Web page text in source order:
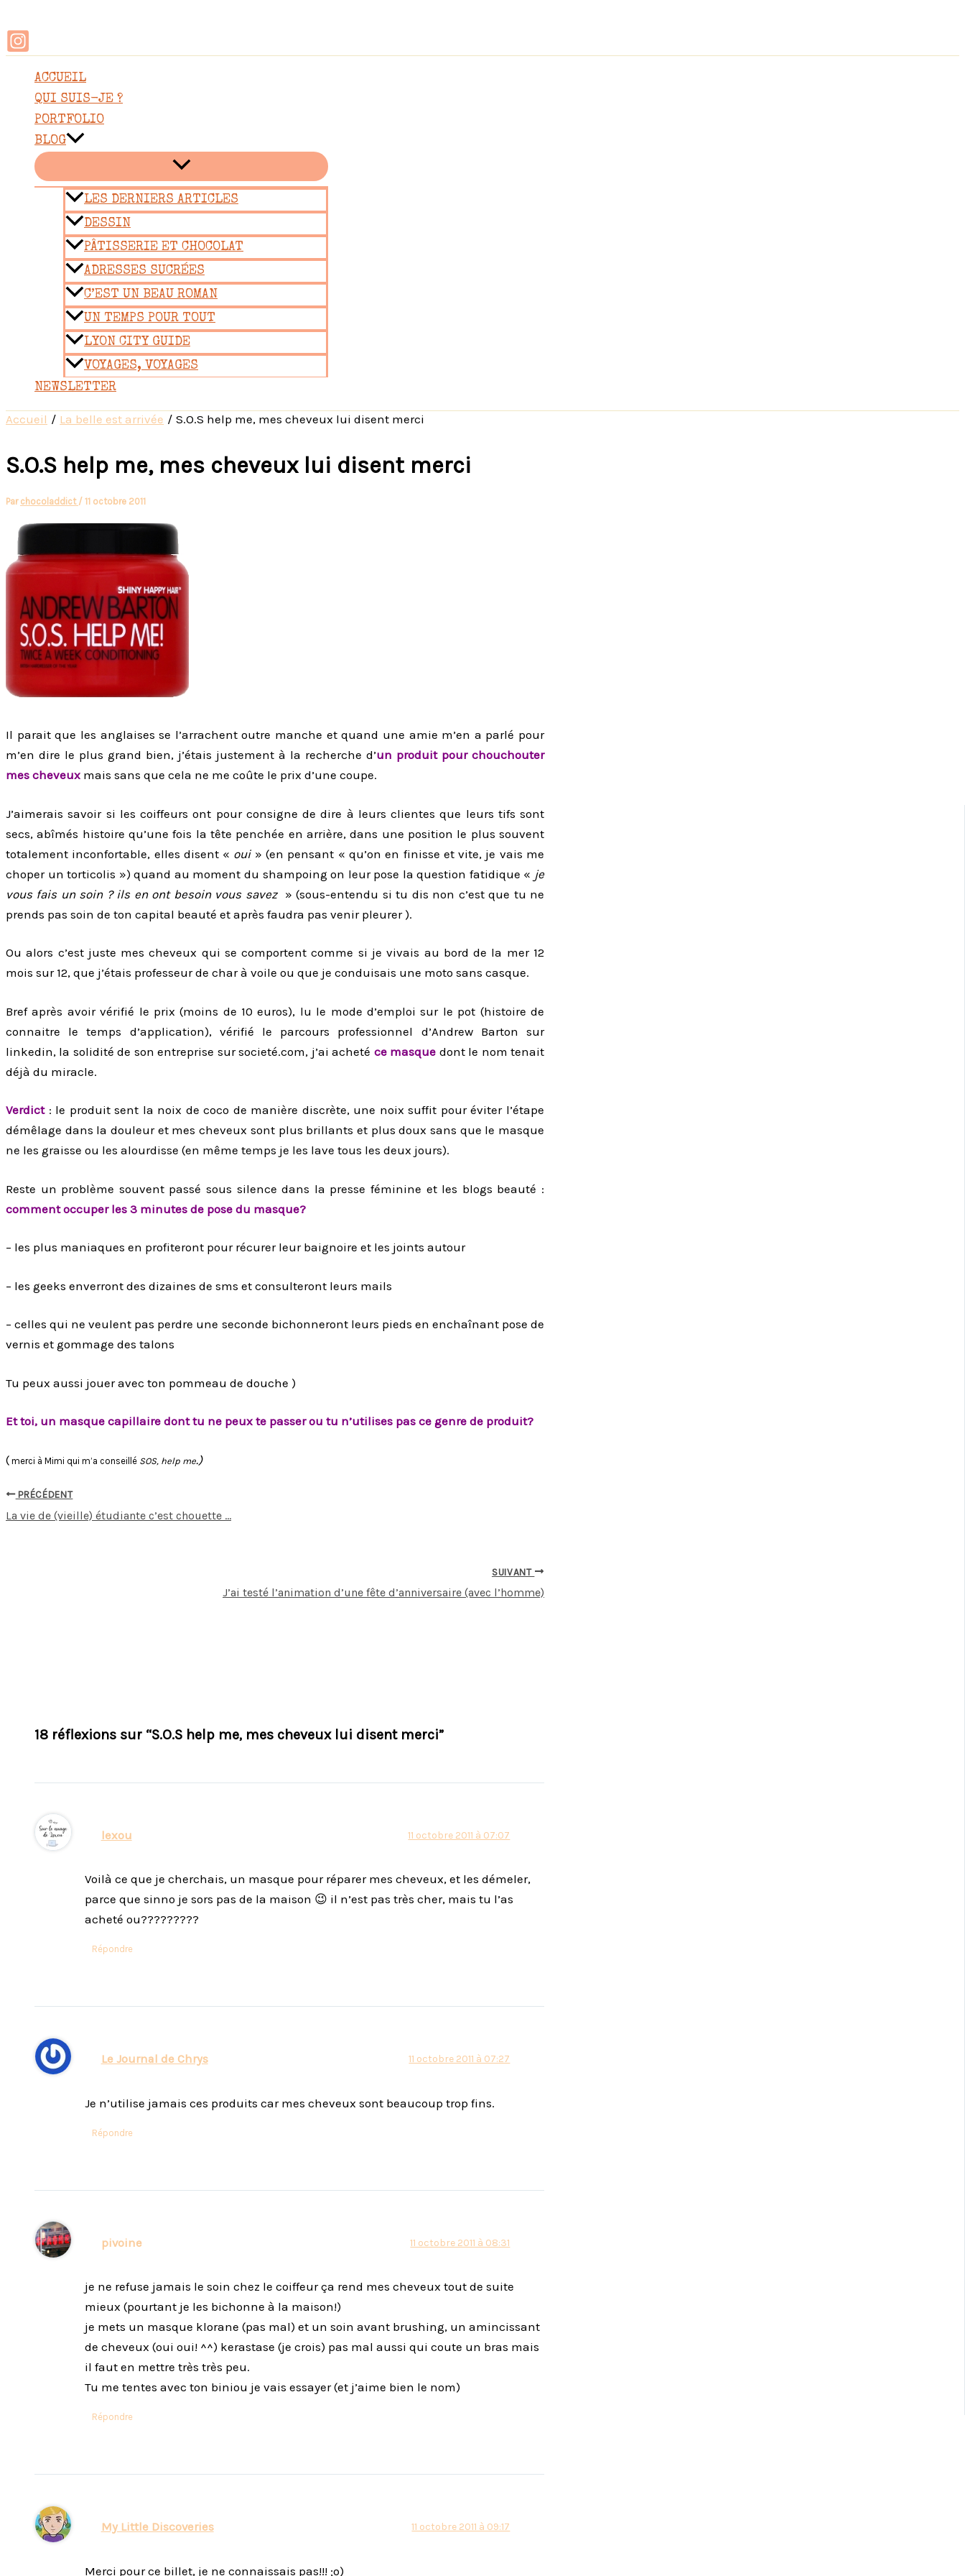
au
contenu
ACCUEIL
QUI SUIS-JE ?
PORTFOLIO
BLOG
LES DERNIERS ARTICLES
DESSIN
PÂTISSERIE ET CHOCOLAT
ADRESSES SUCRÉES
C’EST UN BEAU ROMAN
UN TEMPS POUR TOUT
LYON CITY GUIDE
VOYAGES, VOYAGES
NEWSLETTER
Accueil La belle est arrivée S.O.S help me, mes cheveux lui disent merci
S.O.S help me, mes cheveux lui disent merci
Par chocoladdict / 11 octobre 2011
Il parait que les anglaises se l’arrachent outre manche et quand une amie m’en a parlé pour
m’en dire le plus grand bien, j’étais justement à la recherche d’un produit pour chouchouter
mes cheveux mais sans que cela ne me coûte le prix d’une coupe.
J’aimerais savoir si les coiffeurs ont pour consigne de dire à leurs clientes que leurs tifs sont
secs, abîmés histoire qu’une fois la tête penchée en arrière, dans une position le plus souvent
totalement inconfortable, elles disent « oui» (en pensant « qu’on en finisse et vite, je vais me
choper un torticolis ») quand au moment du shampoing on leur pose la question fatidique « je
vous fais un soin ? ils en ont besoin vous savez» (sous-entendu si tu dis non c’est que tu ne
prends pas soin de ton capital beauté et après faudra pas venir pleurer ).
Ou alors c’est juste mes cheveux qui se comportent comme si je vivais au bord de la mer 12
mois sur 12, que j’étais professeur de char à voile ou que je conduisais une moto sans casque.
Bref après avoir vérifié le prix (moins de 10 euros), lu le mode d’emploi sur le pot (histoire de
connaitre le temps d’application), vérifié le parcours professionnel d’Andrew Barton sur
linkedin, la solidité de son entreprise sur societé.com, j’ai acheté ce masque dont le nom tenait
déjà du miracle.
Verdict: le produit sent la noix de coco de manière discrète, une noix suffit pour éviter l’étape
démêlage dans la douleur et mes cheveux sont plus brillants et plus doux sans que le masque
ne les graisse ou les alourdisse (en même temps je les lave tous les deux jours).
Reste un problème souvent passé sous silence dans la presse féminine et les blogs beauté :
comment occuper les 3 minutes de pose du masque?
– les plus maniaques en profiteront pour récurer leur baignoire et les joints autour
– les geeks enverront des dizaines de sms et consulteront leurs mails
– celles qui ne veulent pas perdre une seconde bichonneront leurs pieds en enchaînant pose de
vernis et gommage des talons
Tu peux aussi jouer avec ton pommeau de douche )
Et toi, un masque capillaire dont tu ne peux te passer ou tu n’utilises pas ce genre de produit?
( merci à Mimi qui m’a conseillé SOS, help me.)
PRÉCÉDENT
La vie de (vieille) étudiante c’est chouette …
SUIVANT
J’ai testé l’animation d’une fête d’anniversaire (avec l’homme)
18 réflexions sur “S.O.S help me, mes cheveux lui disent merci”
lexou 11 octobre 2011 à 07:07
Voilà ce que je cherchais, un masque pour réparer mes cheveux, et les démeler,
parce que sinno je sors pas de la maison 😉 il n’est pas très cher, mais tu l’as
acheté ou?????????
Répondre
Le Journal de Chrys 11 octobre 2011 à 07:27
Je n’utilise jamais ces produits car mes cheveux sont beaucoup trop fins.
Répondre
pivoine 11 octobre 2011 à 08:31
je ne refuse jamais le soin chez le coiffeur ça rend mes cheveux tout de suite
mieux (pourtant je les bichonne à la maison!)
je mets un masque klorane (pas mal) et un soin avant brushing, un amincissant
de cheveux (oui oui! ^^) kerastase (je crois) pas mal aussi qui coute un bras mais
il faut en mettre très très peu.
Tu me tentes avec ton biniou je vais essayer (et j’aime bien le nom)
Répondre
My Little Discoveries 11 octobre 2011 à 09:17
Merci pour ce billet, je ne connaissais pas!!! ;o)